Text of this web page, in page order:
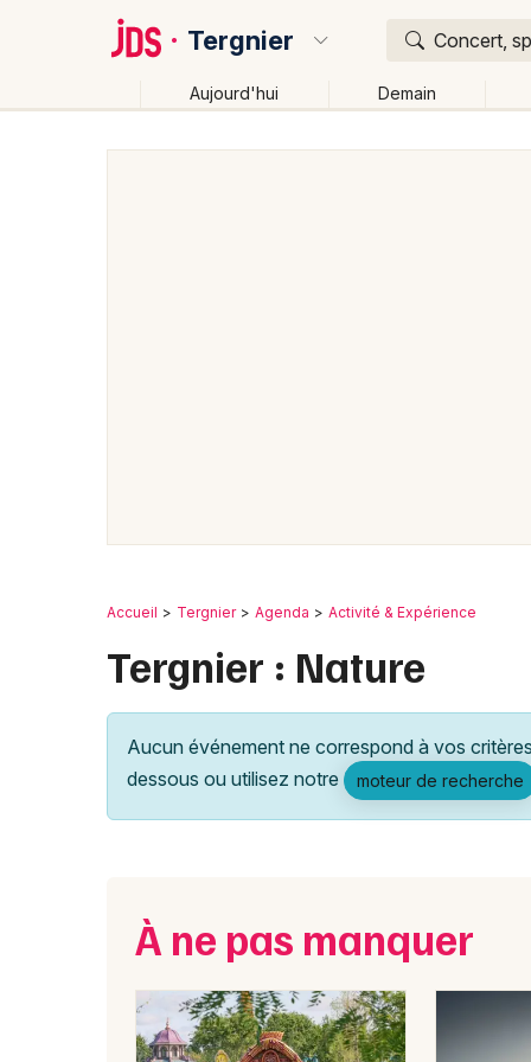
Tergnier Concert,
Aujourd'hui Demain
Accueil Tergnier Agenda Activité & Expérience
Tergnier : Nature
Aucun événement ne correspond à vos
dessous ou utilisez notre
moteur de recherche
À ne pas manquer